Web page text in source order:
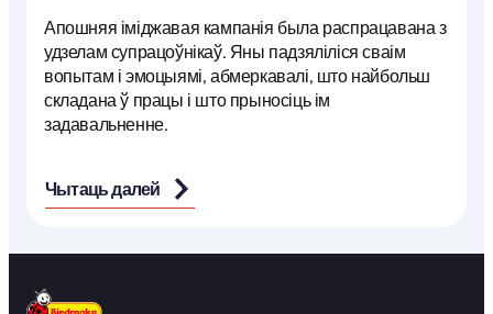
Апошняя іміджавая кампанія была распрацавана з
удзелам супрацоўнікаў. Яны падзяліліся сваім
вопытам і эмоцыямі, абмеркавалі, што найбольш
складана ў працы і што прыносіць ім
задавальненне.
Чытаць далей